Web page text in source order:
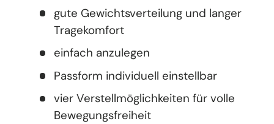
gute Gewichtsverteilung und langer
Tragekomfort
einfach anzulegen
Passform individuell einstellbar
vier Verstellmöglichkeiten für volle
Bewegungsfreiheit